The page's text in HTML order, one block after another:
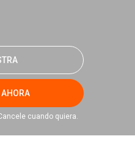
cuando quiera.